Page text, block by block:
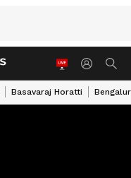
Basavaraj Horatti